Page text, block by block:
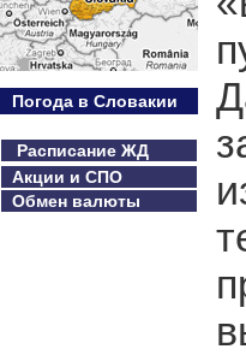
Погода в Словакии
Расписание ЖД
Акции и СПО
Обмен валюты